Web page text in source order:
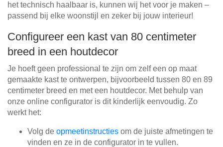
het technisch haalbaar is, kunnen wij het voor je maken –
passend bij elke woonstijl en zeker bij jouw interieur!
Configureer een kast van 80 centimeter
breed in een houtdecor
Je hoeft geen professional te zijn om zelf een op maat
gemaakte kast te ontwerpen, bijvoorbeeld tussen 80 en 89
centimeter breed en met een houtdecor. Met behulp van
onze online configurator is dit kinderlijk eenvoudig. Zo
werkt het:
Volg de opmeetinstructies om de juiste afmetingen te
vinden en ze in de configurator in te vullen.